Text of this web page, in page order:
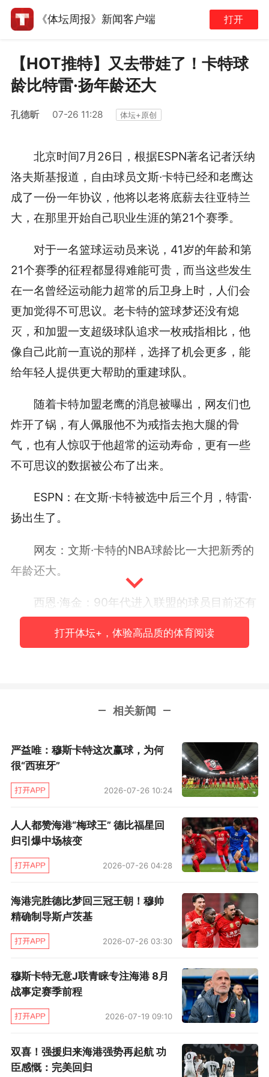
《体坛周报》新闻客户端 打开
【HOT推特】又去带娃了！卡特球
龄比特雷·扬年龄还大
孔德昕 07-26 11:28 体坛+原创
北京时间7月26日，根据ESPN著名记者沃纳
洛夫斯基报道，自由球员文斯·卡特已经和老鹰达
成了一份一年协议，他将以老将底薪去往亚特兰
大，在那里开始自己职业生涯的第21个赛季。
对于一名篮球运动员来说，41岁的年龄和第
21个赛季的征程都显得难能可贵，而当这些发生
在一名曾经运动能力超常的后卫身上时，人们会
更加觉得不可思议。老卡特的篮球梦还没有熄
灭，和加盟一支超级球队追求一枚戒指相比，他
像自己此前一直说的那样，选择了机会更多，能
给年轻人提供更大帮助的重建球队。
随着卡特加盟老鹰的消息被曝出，网友们也
炸开了锅，有人佩服他不为戒指去抱大腿的骨
气，也有人惊叹于他超常的运动寿命，更有一些
不可思议的数据被公布了出来。
ESPN：在文斯·卡特被选中后三个月，特雷·
扬出生了。
网友：文斯·卡特的NBA球龄比一大把新秀的
年龄还大。
西恩·海金：90年代进入联盟的球员目前还有
两人在征战：文斯·卡特和德克·诺维茨基。马努·
吉诺比利有可能成为第三个，他还没决定自己要
雷·扬比拼扣篮技巧的画面。
ESPN：文斯·卡特和228名不同的球员至少
搭档出战过一场比赛，根据统计，这个数字是
NBA历史第二多，仅次于朱万·霍华德的236人。
InsideHoops：某一天，勒布朗·詹姆斯会有
孙子们，他的孙子们会有孙子们，而那些小家伙
将登陆NBA。那时候文斯·卡特会隔扣那帮孩子。
Ballislife：20年前卡特隔扣了老鹰队的穆托
姆博，现在他自己加入了老鹰！
迈克尔·李：本希望文斯·卡特这个阶段能更进
一步追求一枚冠军戒指。看他为老鹰打球总觉得
有点浪费。我理解他在国王扮演了那个角色，但
他至少应该去一支季后赛球队拿老将底薪。
打开体坛+，体验高品质的体育阅读
相关新闻
严益唯：穆斯卡特这次赢球，为何
很“西班牙”
2026-07-26 10:24
人人都赞海港“梅球王” 德比福星回
归引爆中场核变
2026-07-26 04:28
海港完胜德比梦回三冠王朝！穆帅
精确制导斯卢茨基
2026-07-26 03:30
穆斯卡特无意J联青睐专注海港 8月
战事定赛季前程
2026-07-19 09:10
双喜！强援归来海港强势再起航 功
臣感慨：完美回归